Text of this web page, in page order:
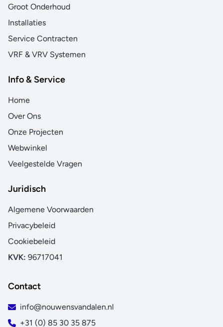
Groot Onderhoud
Installaties
Service Contracten
VRF & VRV Systemen
Info & Service
Home
Over Ons
Onze Projecten
Webwinkel
Veelgestelde Vragen
Juridisch
Algemene Voorwaarden
Privacybeleid
Cookiebeleid
KVK: 96717041
Contact
info@nouwensvandalen.nl
+31 (0) 85 30 35 875